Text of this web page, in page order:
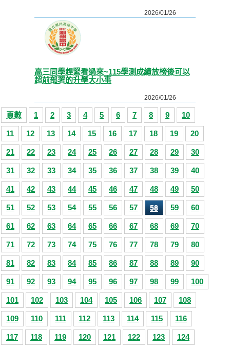
2026/01/26
高三同學趕緊看過來~115學測成績放榜後可以
超前部署的升學大小事
2026/01/26
頁數 1 2 3 4 5 6 7 8 9 10
11 12 13 14 15 16 17 18 19 20
21 22 23 24 25 26 27 28 29 30
31 32 33 34 35 36 37 38 39 40
41 42 43 44 45 46 47 48 49 50
51 52 53 54 55 56 57 58 59 60
61 62 63 64 65 66 67 68 69 70
71 72 73 74 75 76 77 78 79 80
81 82 83 84 85 86 87 88 89 90
91 92 93 94 95 96 97 98 99 100
101 102 103 104 105 106 107 108
109 110 111 112 113 114 115 116
117 118 119 120 121 122 123 124